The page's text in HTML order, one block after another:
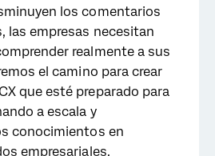
los comentarios
las empresas necesitan
realmente a sus
el camino para crear
que esté preparado para
a escala y
conocimientos en
empresariales.